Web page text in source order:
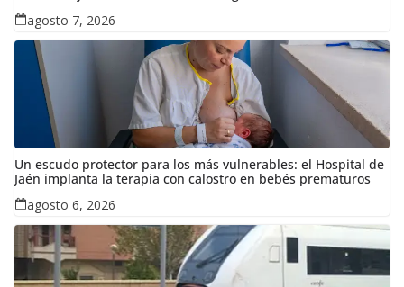
agosto 7, 2026
Un escudo protector para los más vulnerables: el Hospital de
Jaén implanta la terapia con calostro en bebés prematuros
agosto 6, 2026